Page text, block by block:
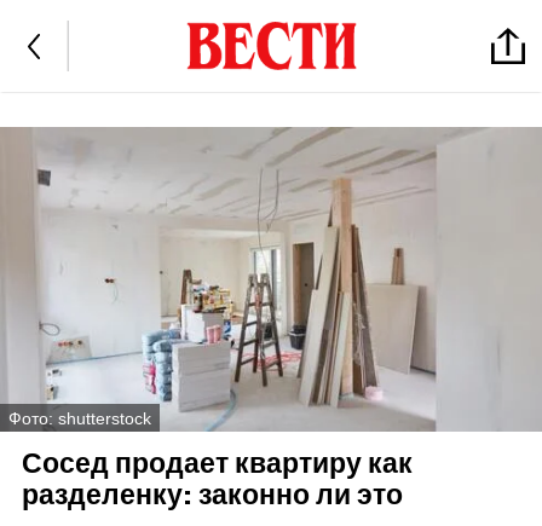
Фото: shutterstock
Сосед продает квартиру как
разделенку: законно ли это